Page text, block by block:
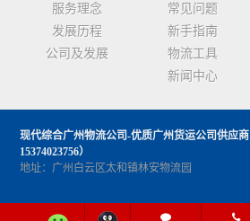
服务理念
发展历程
公司及发展
常见问题
新手指南
物流工具
新闻中心
现代综合广州物流公司-优质广州货运公司供应商
15374023756）
地址：广州白云区太和镇林安物流园